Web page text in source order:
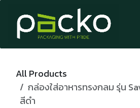
Skip to Content
All Products
กล่องใส่อาหารทรงกลม รุ่น
สีดำ